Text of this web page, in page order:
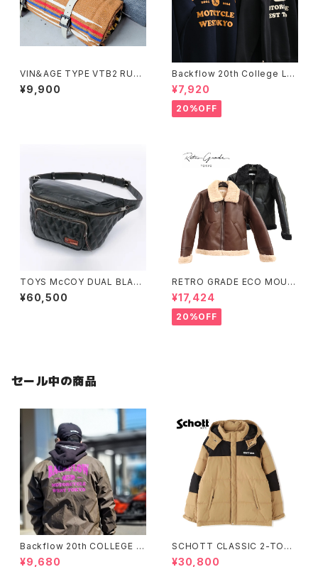
VIN＆AGE TYPE VTB2 RUG
& LEATHER RUG HOLDER
¥9,900
Backflow 20th College Lo
go T/C Sweat
¥7,920
20%OFF
TOYS McCOY DUAL BLADE
BAG MAX
¥60,500
RETRO GRADE ECO MOUT
ON JACKET
¥17,424
20%OFF
セール中の商品
Backflow 20th COLLEGE C
OACH JACKET
¥9,680
SCHOTT CLASSIC 2-TONE
DOWN JACKET
¥30,800